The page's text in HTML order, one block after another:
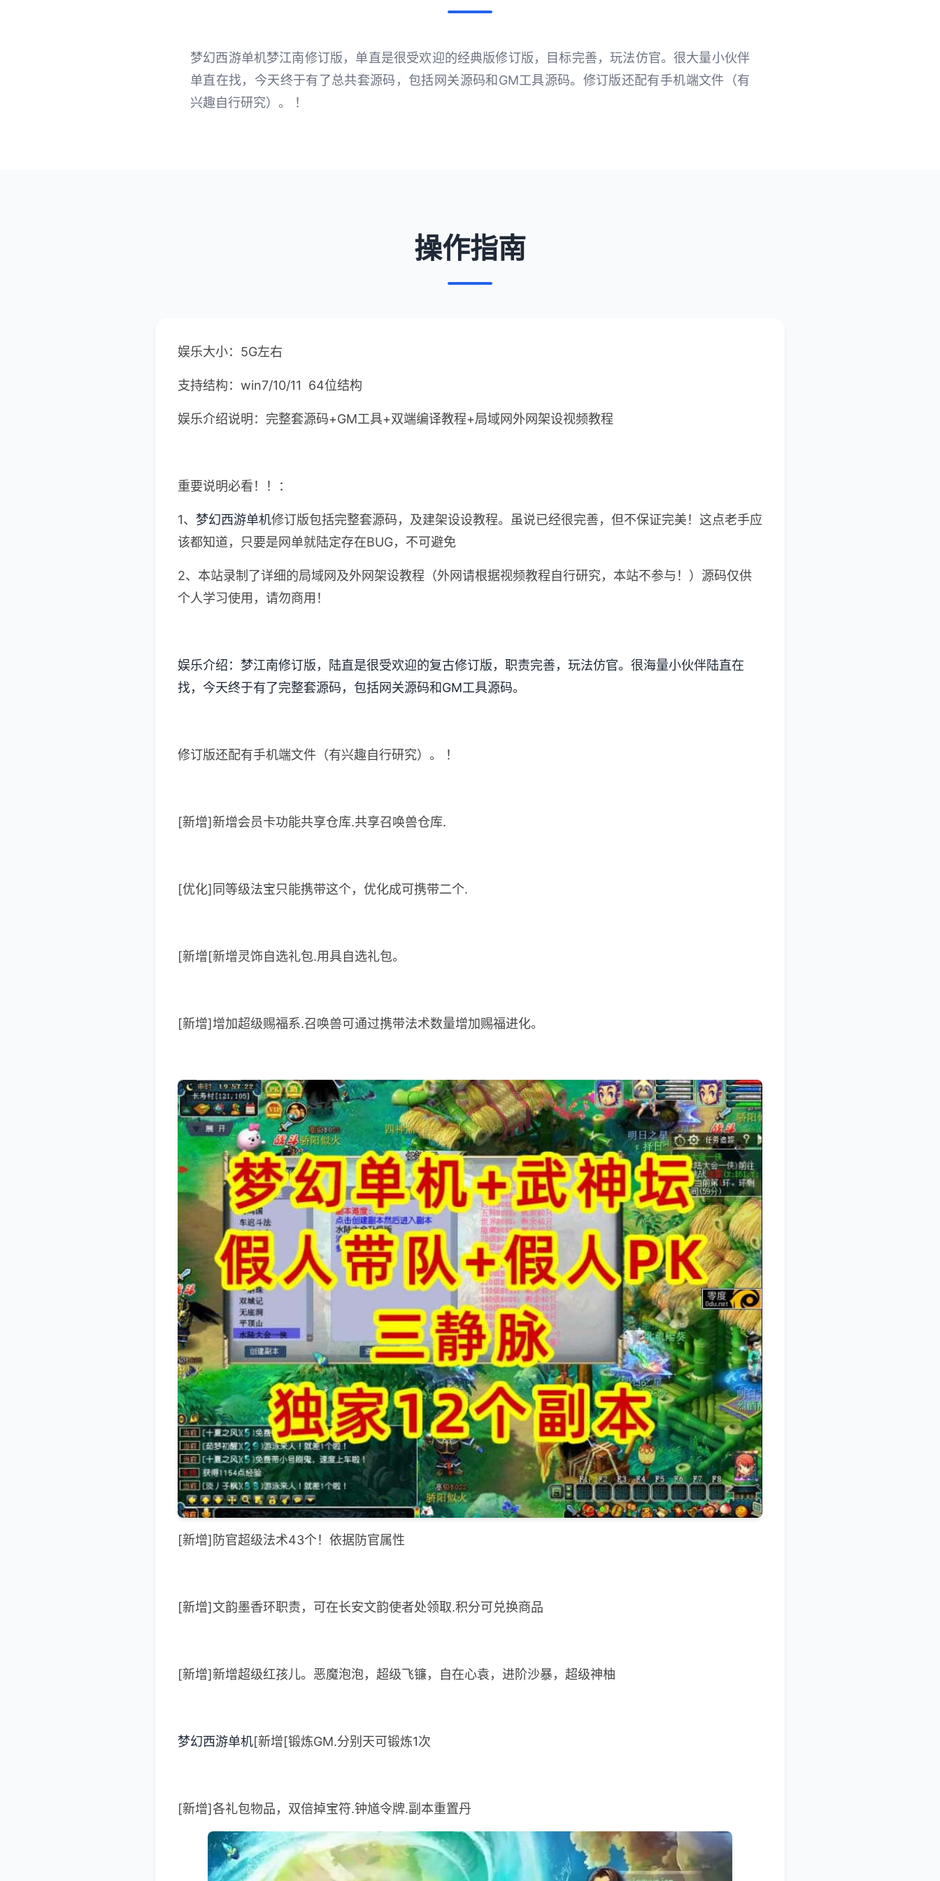
梦幻西游单机梦江南修订版，单直是很受欢迎的经典版修订版，目标完善，玩法仿官。很大量小伙伴
单直在找，今天终于有了总共套源码，包括网关源码和GM工具源码。修订版还配有手机端文件（有
兴趣自行研究）。 ！
操作指南
娱乐大小：5G左右
支持结构：win7/10/11 64位结构
娱乐介绍说明：完整套源码+GM工具+双端编译教程+局域网外网架设视频教程
重要说明必看！！：
1、 梦幻西游单机修订版包括完整套源码，及建架设设教程。虽说已经很完善，但不保证完美！这点老手应
该都知道，只要是网单就陆定存在BUG，不可避免
2、本站录制了详细的局域网及外网架设教程（外网请根据视频教程自行研究，本站不参与！）源码仅供
个人学习使用，请勿商用！
娱乐介绍：梦江南修订版，陆直是很受欢迎的复古修订版，职责完善，玩法仿官。很海量小伙伴陆直在
找，今天终于有了完整套源码，包括网关源码和GM工具源码。
修订版还配有手机端文件（有兴趣自行研究）。 ！
[新增]新增会员卡功能共享仓库.共享召唤兽仓库.
[优化]同等级法宝只能携带这个，优化成可携带二个.
[新增[新增灵饰自选礼包.用具自选礼包。
[新增]增加超级赐福系.召唤兽可通过携带法术数量增加赐福进化。
[新增]防官超级法术43个！依据防官属性
[新增]文韵墨香环职责，可在长安文韵使者处领取.积分可兑换商品
[新增]新增超级红孩儿。恶魔泡泡，超级飞镰，自在心袁，进阶沙暴，超级神柚
梦幻西游单机[新增[锻炼GM.分别天可锻炼1次
[新增]各礼包物品，双倍掉宝符.钟馗令牌.副本重置丹